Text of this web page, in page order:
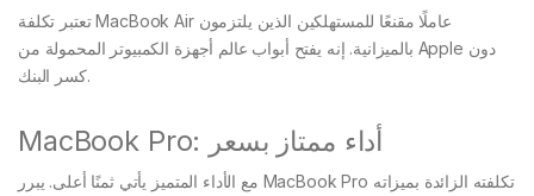
تعتبر تكلفة MacBook Air عاملًا مقنعًا للمستهلكين الذين يلتزمون
بالميزانية. إنه يفتح أبواب عالم أجهزة الكمبيوتر المحمولة من Apple دون
كسر البنك.
MacBook Pro: أداء ممتاز بسعر
مع الأداء المتميز يأتي ثمنًا أعلى. يبرر MacBook Pro تكلفته الزائدة بميزاته